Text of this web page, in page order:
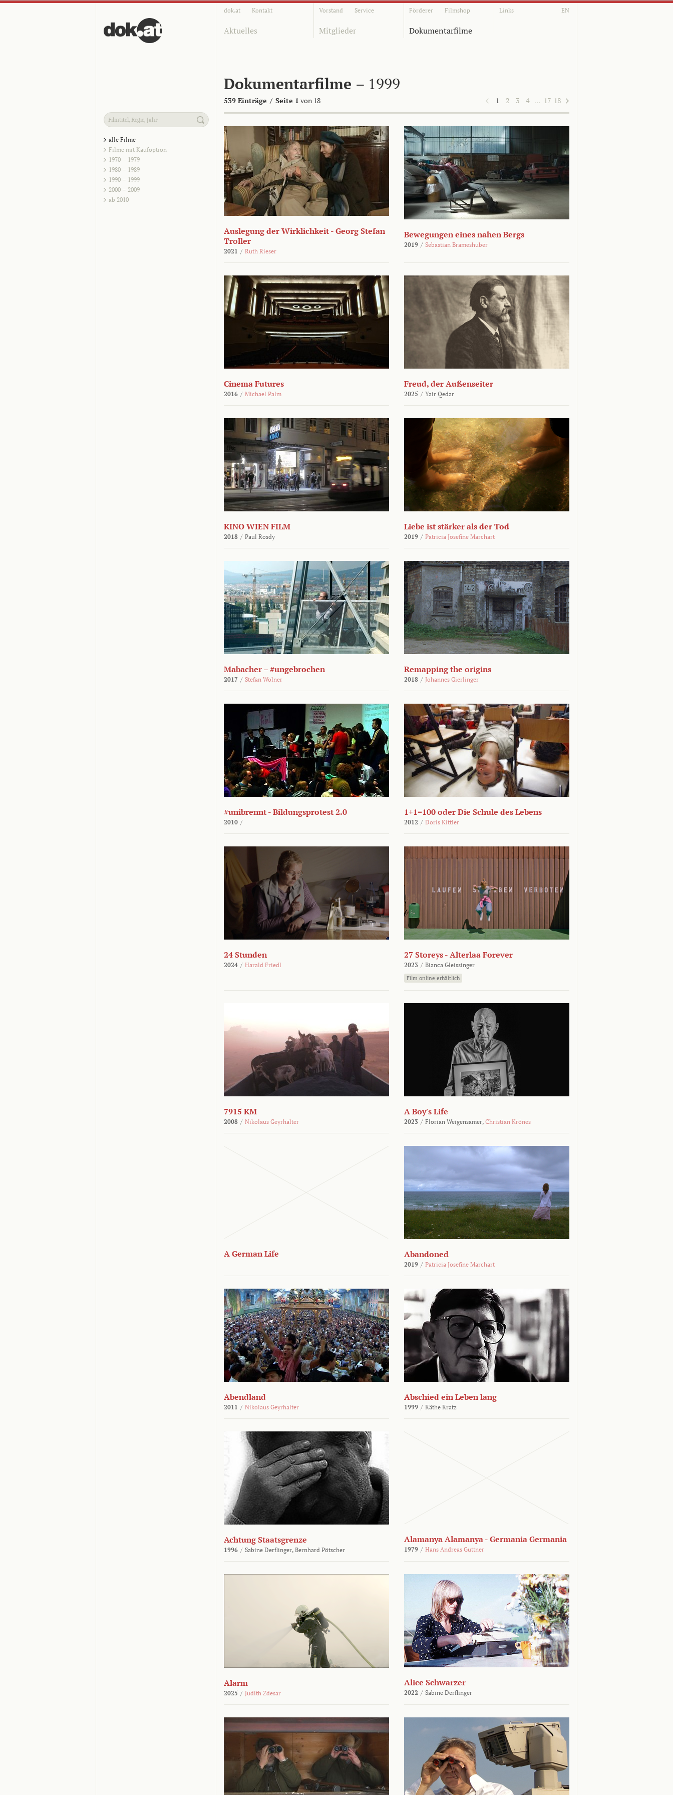
dok.at Kontakt Vorstand Service Förderer Filmshop Links EN
Aktuelles Mitglieder Dokumentarfilme
Dokumentarfilme – 1999
539 Einträge / Seite 1 von 18 1 2 3 4 … 17 18
alle Filme
Filme mit Kaufoption
1970 – 1979
1980 – 1989
1990 – 1999
2000 – 2009
ab 2010
Auslegung der Wirklichkeit - Georg Stefan
Troller
2021 / Ruth Rieser
Bewegungen eines nahen Bergs
2019 / Sebastian Brameshuber
Cinema Futures
2016 / Michael Palm
Freud, der Außenseiter
2025 / Yair Qedar
KINO WIEN FILM
2018 / Paul Rosdy
Liebe ist stärker als der Tod
2019 / Patricia Josefine Marchart
Mabacher – #ungebrochen
2017 / Stefan Wolner
Remapping the origins
2018 / Johannes Gierlinger
#unibrennt - Bildungsprotest 2.0
2010 /
1+1=100 oder Die Schule des Lebens
2012 / Doris Kittler
24 Stunden
2024 / Harald Friedl
27 Storeys - Alterlaa Forever
2023 / Bianca Gleissinger
Film online erhältlich
7915 KM
2008 / Nikolaus Geyrhalter
A Boy's Life
2023 / Florian Weigensamer, Christian Krönes
A German Life Abandoned
2019 / Patricia Josefine Marchart
Abendland
2011 / Nikolaus Geyrhalter
Abschied ein Leben lang
1999 / Käthe Kratz
Achtung Staatsgrenze
1996 / Sabine Derflinger, Bernhard Pötscher
Alamanya Alamanya - Germania Germania
1979 / Hans Andreas Guttner
Alarm
2025 / Judith Zdesar
Alice Schwarzer
2022 / Sabine Derflinger